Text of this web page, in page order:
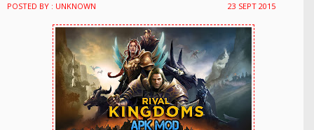
POSTED BY : UNKNOWN 23 SEPT 2015